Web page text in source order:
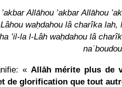
Allāhou ’akbar Allāhou
Lâhou waḥdahou lâ charîka
’il-la l-Lâh waḥdahou lâ
« Allāh mérite plus de
de glorification que tout